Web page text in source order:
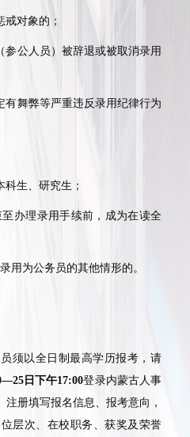
对象的；
参公人员）被辞退或被取消录用
有舞弊等严重违反录用纪律行为
生、研究生；
办理录用手续前，成为在读全
用为公务员的其他情形的。
须以全日制最高学历报考，请
—25日下午17:00登录内蒙古人事
注册填写报名信息、报考意向，
层次、在校职务、获奖及荣誉